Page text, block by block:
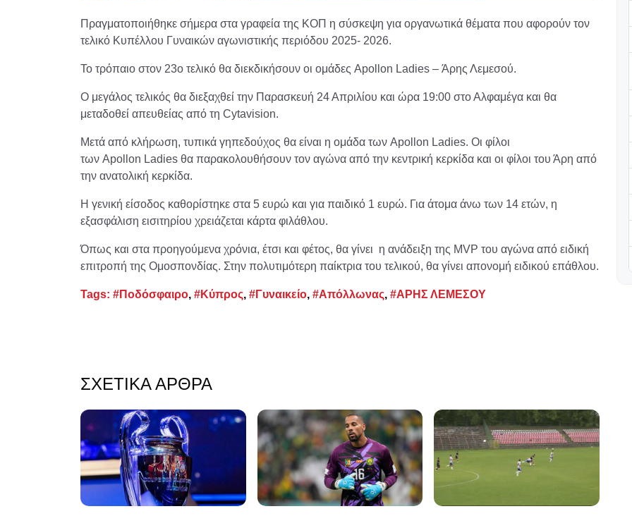
Πραγματοποιήθηκε σήμερα στα γραφεία της ΚΟΠ η σύσκεψη για οργανωτικά θέματα που αφορούν τον
τελικό Κυπέλλου Γυναικών αγωνιστικής περιόδου 2025- 2026.
Το τρόπαιο στον 23ο τελικό θα διεκδικήσουν οι ομάδες Apollon Ladies – Άρης Λεμεσού.
Ο μεγάλος τελικός θα διεξαχθεί την Παρασκευή 24 Απριλίου και ώρα 19:00 στο Αλφαμέγα και θα
μεταδοθεί απευθείας από τη Cytavision.
Μετά από κλήρωση, τυπικά γηπεδούχος θα είναι η ομάδα των Apollon Ladies. Οι φίλοι
των Apollon Ladies θα παρακολουθήσουν τον αγώνα από την κεντρική κερκίδα και οι φίλοι του Άρη από
την ανατολική κερκίδα.
Η γενική είσοδος καθορίστηκε στα 5 ευρώ και για παιδικό 1 ευρώ. Για άτομα άνω των 14 ετών, η
εξασφάλιση εισιτηρίου χρειάζεται κάρτα φιλάθλου.
Όπως και στα προηγούμενα χρόνια, έτσι και φέτος, θα γίνει η ανάδειξη της MVP του αγώνα από ειδική
επιτροπή της Ομοσπονδίας. Στην πολυτιμότερη παίκτρια του τελικού, θα γίνει απονομή ειδικού επάθλου.
Tags: #Ποδόσφαιρο, #Κύπρος, #Γυναικείο, #Απόλλωνας, #ΑΡΗΣ ΛΕΜΕΣΟΥ
ΣΧΕΤΙΚΆ ΆΡΘΡΑ